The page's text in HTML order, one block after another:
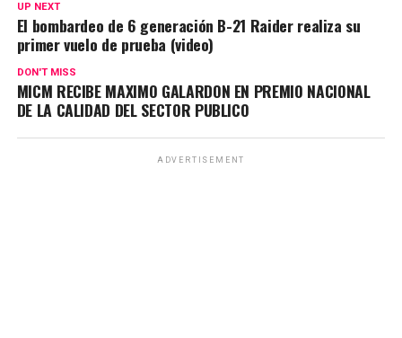
UP NEXT
El bombardeo de 6 generación B-21 Raider realiza su
primer vuelo de prueba (video)
DON'T MISS
MICM RECIBE MAXIMO GALARDON EN PREMIO NACIONAL
DE LA CALIDAD DEL SECTOR PUBLICO
ADVERTISEMENT